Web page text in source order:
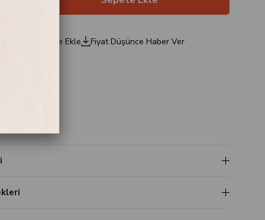
Favorilere Ekle Fiyat Düşünce Haber Ver